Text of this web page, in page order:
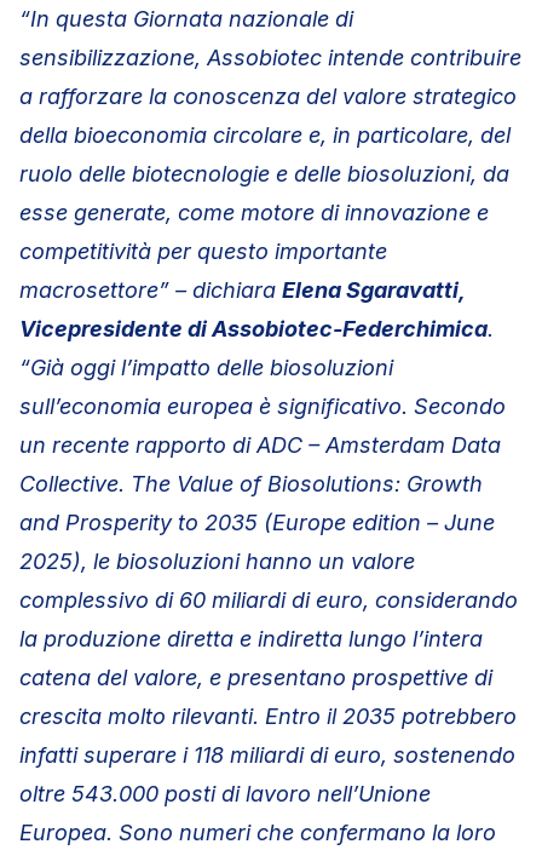
“In questa Giornata nazionale di
sensibilizzazione, Assobiotec intende contribuire
a rafforzare la conoscenza del valore strategico
della bioeconomia circolare e, in particolare, del
ruolo delle biotecnologie e delle biosoluzioni, da
esse generate, come motore di innovazione e
competitività per questo importante
macrosettore” – dichiara Elena Sgaravatti,
Vicepresidente di Assobiotec-Federchimica.
“Già oggi l’impatto delle biosoluzioni
sull’economia europea è significativo. Secondo
un recente rapporto di ADC – Amsterdam Data
Collective. The Value of Biosolutions: Growth
and Prosperity to 2035 (Europe edition – June
2025), le biosoluzioni hanno un valore
complessivo di 60 miliardi di euro, considerando
la produzione diretta e indiretta lungo l’intera
catena del valore, e presentano prospettive di
crescita molto rilevanti. Entro il 2035 potrebbero
infatti superare i 118 miliardi di euro, sostenendo
oltre 543.000 posti di lavoro nell’Unione
Europea. Sono numeri che confermano la loro